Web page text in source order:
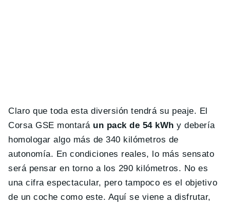
Claro que toda esta diversión tendrá su peaje. El
Corsa GSE montaráun pack de 54 kWhy debería
homologar algo más de 340 kilómetros de
autonomía. En condiciones reales, lo más sensato
será pensar en torno a los 290 kilómetros. No es
una cifra espectacular, pero tampoco es el objetivo
de un coche como este. Aquí se viene a disfrutar,